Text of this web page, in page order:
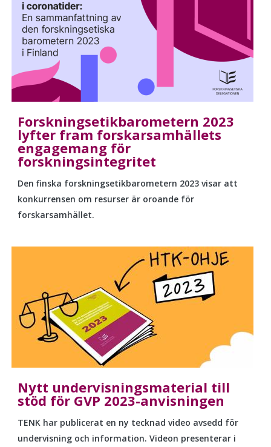
Forskningsetikbarometern 2023
lyfter fram forskarsamhällets
engagemang för
forskningsintegritet
Den finska forskningsetikbarometern 2023 visar att
konkurrensen om resurser är oroande för
forskarsamhället.
Nytt undervisningsmaterial till
stöd för GVP 2023-anvisningen
TENK har publicerat en ny tecknad video avsedd för
undervisning och information. Videon presenterar i